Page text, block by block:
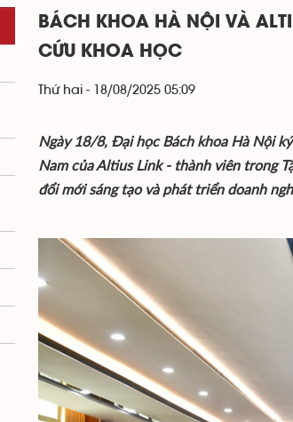
BÁCH KHOA HÀ NỘI VÀ
CỨU KHOA HỌC
Thứ hai - 18/08/2025 05:09
Ngày 18/8, Đại học Bách khoa Hà Nội
Nam của Altius Link - thành viên trong
đổi mới sáng tạo và phát triển doanh